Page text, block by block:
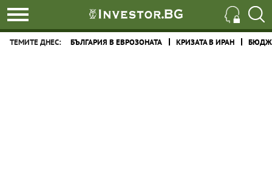
ТЕМИТЕ ДНЕС: БЪЛГАРИЯ В ЕВРОЗОНАТА КРИЗАТА В ИРАН